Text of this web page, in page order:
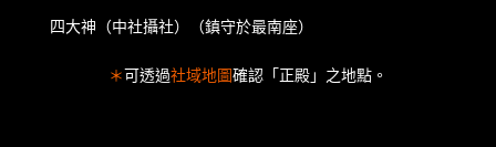
四大神（中社攝社）（鎮守於最南座）
＊可透過社域地圖確認「正殿」之地點。